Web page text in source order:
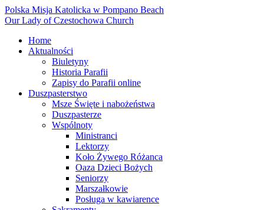
Polska Misja Katolicka w Pompano Beach
Our Lady of Czestochowa Church
Home
Aktualności
Biuletyny
Historia Parafii
Zapisy do Parafii online
Duszpasterstwo
Msze Święte i nabożeństwa
Duszpasterze
Wspólnoty
Ministranci
Lektorzy
Koło Żywego Różanca
Oaza Dzieci Bożych
Seniorzy
Marszałkowie
Posługa w kawiarence